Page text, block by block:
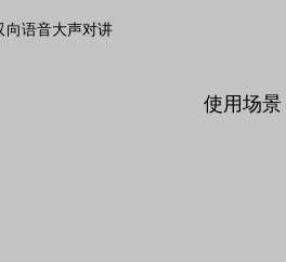
向语音大声对讲
使用场景